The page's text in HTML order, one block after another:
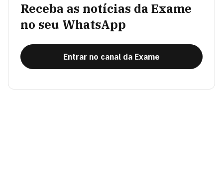
Receba as notícias da Exame
no seu WhatsApp
Entrar no canal da Exame